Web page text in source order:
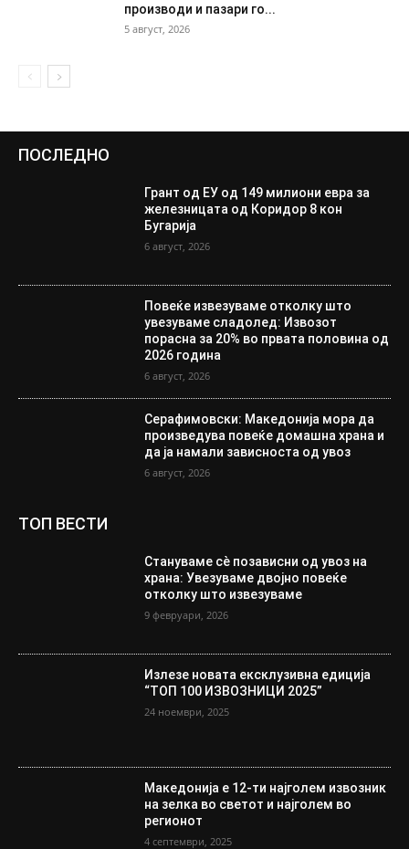
производи и пазари го...
5 август, 2026
ПОСЛЕДНО
Грант од ЕУ од 149 милиони евра за
железницата од Коридор 8 кон
Бугарија
6 август, 2026
Повеќе извезуваме отколку што
увезуваме сладолед: Извозот
порасна за 20% во првата половина од
2026 година
6 август, 2026
Серафимовски: Македонија мора да
произведува повеќе домашна храна и
да ја намали зависноста од увоз
6 август, 2026
ТОП ВЕСТИ
Стануваме сè позависни од увоз на
храна: Увезуваме двојно повеќе
отколку што извезуваме
9 февруари, 2026
Излезе новата ексклузивна едиција
“ТОП 100 ИЗВОЗНИЦИ 2025”
24 ноември, 2025
Македонија е 12-ти најголем извозник
на зелка во светот и најголем во
регионот
4 септември, 2025